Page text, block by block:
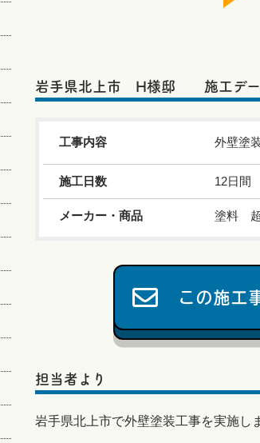
岩手県北上市 H様邸 施工デー
工事内容 外壁塗
施工日数 12日間
メーカー・商品 塗料 超
この施工
担当者より
岩手県北上市で外壁塗装工事を実施し